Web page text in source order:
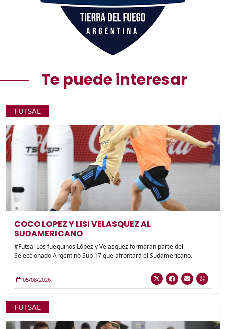
Te puede interesar
FUTSAL
COCO LOPEZ Y LISI VELASQUEZ AL
SUDAMERICANO
#Futsal Los fueguinos López y Velasquez formaran parte del
Seleccionado Argentino Sub 17 que afrontará el Sudamericano.
05/08/2026
FUTSAL